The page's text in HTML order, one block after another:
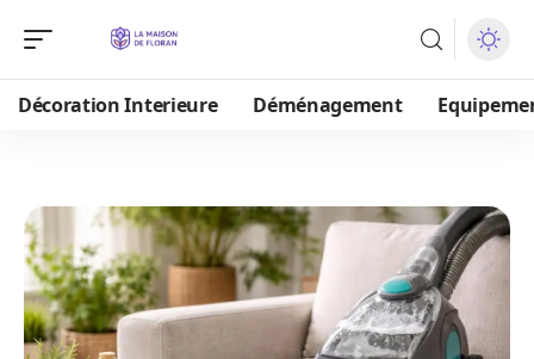
Décoration Interieure Déménagement